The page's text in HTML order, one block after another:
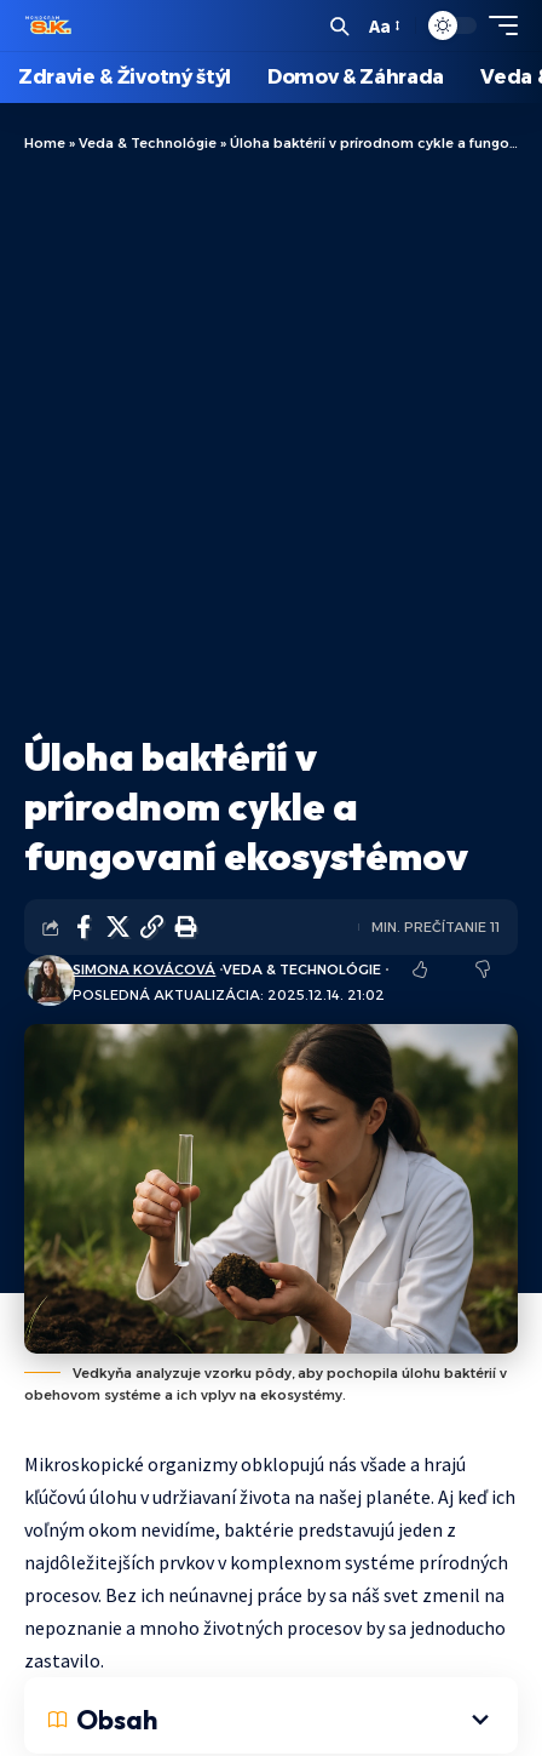
Aa
Zdravie & Životný štýl Domov & Záhrada Veda
Home » Veda & Technológie » Úloha baktérií v prírodnom cykle a fungovaní ekosystémov
Úloha baktérií v
prírodnom cykle a
fungovaní ekosystémov
POSLEDNÁ AKTUALIZÁCIA: 2025.12.14. 21:02
SIMONA KOVÁCOVÁ VEDA & TECHNOLÓGIE
MIN. PREČÍTANIE 11
Vedkyňa analyzuje vzorku pôdy, aby pochopila úlohu baktérií v
obehovom systéme a ich vplyv na ekosystémy.
Mikroskopické organizmy obklopujú nás všade a hrajú
kľúčovú úlohu v udržiavaní života na našej planéte. Aj keď ich
voľným okom nevidíme, baktérie predstavujú jeden z
najdôležitejších prvkov v komplexnom systéme prírodných
procesov. Bez ich neúnavnej práce by sa náš svet zmenil na
nepoznanie a mnoho životných procesov by sa jednoducho
zastavilo.
Obsah